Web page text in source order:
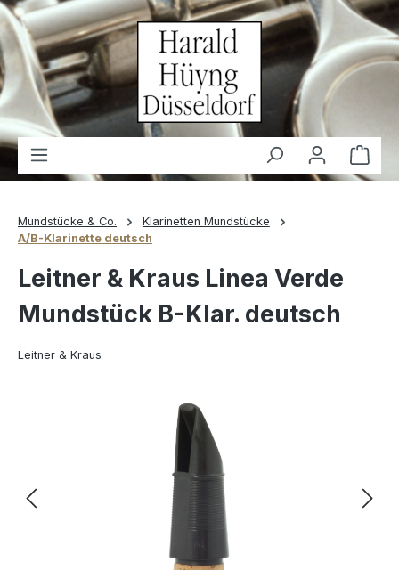
springen
Mundstücke & Co.
Klarinetten Mundstücke
A/B-Klarinette deutsch
Leitner & Kraus Linea Verde
Mundstück B-Klar. deutsch
Leitner & Kraus